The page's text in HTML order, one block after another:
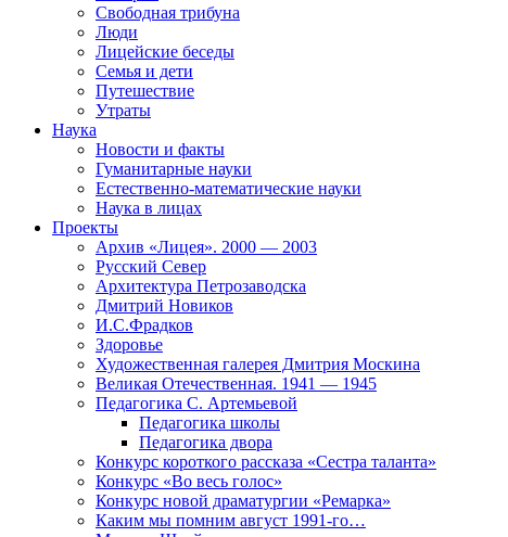
Свободная трибуна
Люди
Лицейские беседы
Семья и дети
Путешествие
Утраты
Наука
Новости и факты
Гуманитарные науки
Естественно-математические науки
Наука в лицах
Проекты
Архив «Лицея». 2000 — 2003
Русский Север
Архитектура Петрозаводска
Дмитрий Новиков
И.С.Фрадков
Здоровье
Художественная галерея Дмитрия Москина
Великая Отечественная. 1941 — 1945
Педагогика С. Артемьевой
Педагогика школы
Педагогика двора
Конкурс короткого рассказа «Сестра таланта»
Конкурс «Во весь голос»
Конкурс новой драматургии «Ремарка»
Каким мы помним август 1991-го…